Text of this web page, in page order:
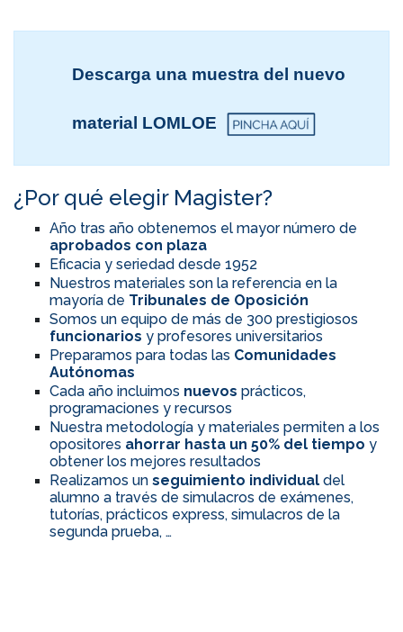
Descarga una muestra del nuevo
material LOMLOE
¿Por qué elegir Magister?
Año tras año obtenemos el mayor número de
aprobados con plaza
Eficacia y seriedad desde 1952
Nuestros materiales son la referencia en la
mayoría de Tribunales de Oposición
Somos un equipo de más de 300 prestigiosos
funcionarios y profesores universitarios
Preparamos para todas las Comunidades
Autónomas
Cada año incluimos nuevos prácticos,
programaciones y recursos
Nuestra metodología y materiales permiten a los
opositores ahorrar hasta un 50% del tiempo y
obtener los mejores resultados
Realizamos un seguimiento individual del
alumno a través de simulacros de exámenes,
tutorías, prácticos express, simulacros de la
segunda prueba, …